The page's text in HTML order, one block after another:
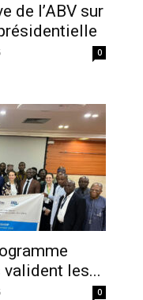
de l’ABV sur
0
valident les...
0